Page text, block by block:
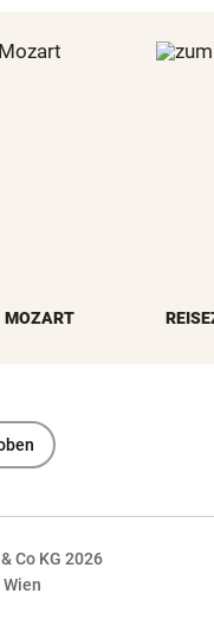
MOZART
Co KG 2026